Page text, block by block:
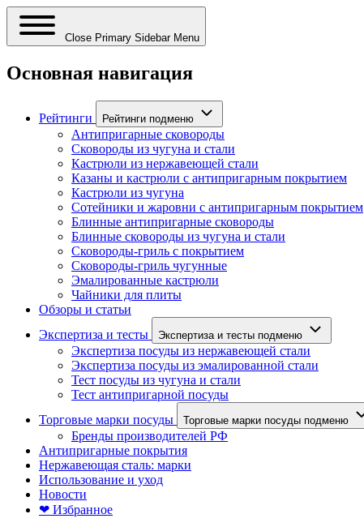
Close Primary Sidebar Menu
Основная навигация
Рейтинги Рейтинги подменю
Антипригарные сковороды
Сковороды из чугуна и стали
Кастрюли из нержавеющей стали
Казаны и кастрюли с антипригарным покрытием
Кастрюли из чугуна
Сотейники и жаровни с антипригарным покрытием
Блинные антипригарные сковороды
Блинные сковороды из чугуна и стали
Сковороды-гриль с покрытием
Сковороды-гриль чугунные
Эмалированные кастрюли
Чайники для плиты
Обзоры и статьи
Экспертиза и тесты
Экспертиза и тесты подменю
Экспертиза посуды из нержавеющей стали
Экспертиза посуды из эмалированной стали
Тест посуды из чугуна и стали
Тест антипригарной посуды
Торговые марки посуды
Торговые марки посуды подменю
Бренды производителей РФ
Антипригарные покрытия
Нержавеющая сталь: марки
Использование и уход
Новости
❤ Избранное